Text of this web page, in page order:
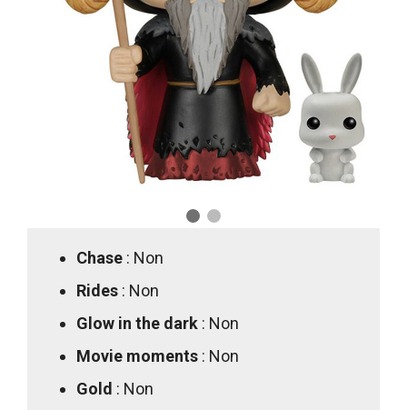
Chase : Non
Rides : Non
Glow in the dark : Non
Movie moments : Non
Gold : Non